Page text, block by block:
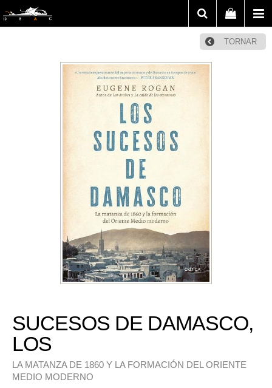
TORNAR
SUCESOS DE DAMASCO,
LOS
LA MATANZA DE 1860 Y LA FORMACIÓN DEL ORIENTE
MEDIO MODERNO